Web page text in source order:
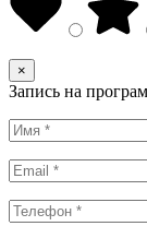
×
Запись на